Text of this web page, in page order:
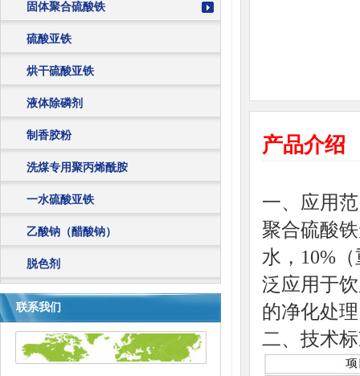
固体聚合硫酸铁
硫酸亚铁
烘干硫酸亚铁
液体除磷剂
制香胶粉
洗煤专用聚丙烯酰胺
一水硫酸亚铁
乙酸钠（醋酸钠）
脱色剂
联系我们
产品介绍
一、应用
聚合硫酸
水，10%
泛应用于
的净化处
二、技术